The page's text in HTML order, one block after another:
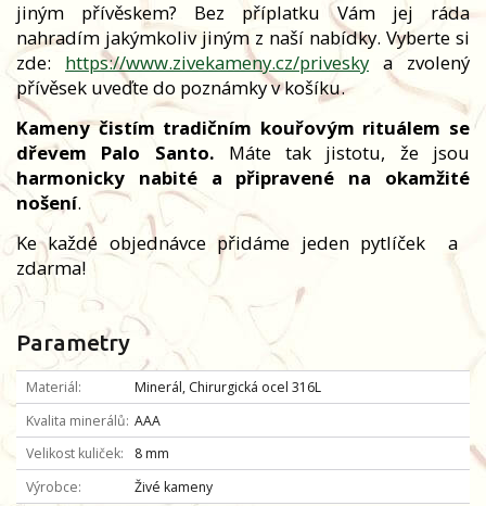
jiným přívěskem? Bez příplatku Vám jej ráda
nahradím jakýmkoliv jiným z naší nabídky. Vyberte si
zde: https://www.zivekameny.cz/priveskya zvolený
přívěsek uveďte do poznámky v košíku.
Kameny čistím tradičním kouřovým rituálem se
dřevem Palo Santo. Máte tak jistotu, že jsou
harmonicky nabité a připravené na okamžité
nošení.
Ke každé objednávce přidáme jeden pytlíček
a
zdarma!
Parametry
Materiál
Minerál, Chirurgická ocel 316L
Kvalita minerálů AAA
Velikost kuliček
8 mm
Výrobce
Živé kameny